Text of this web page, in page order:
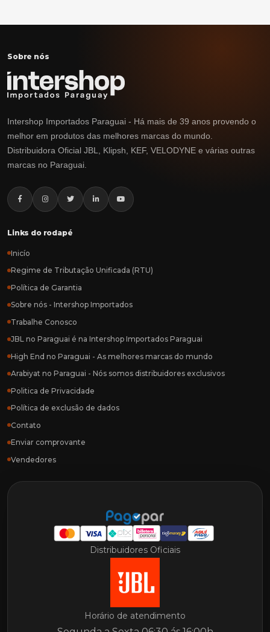
Sobre nós
Intershop Importados Paraguai - Há mais de 39 anos provendo o
melhor em produtos das melhores marcas do mundo.
Distribuidora Oficial JBL, Klipsh, KEF, VELODYNE e várias outras
marcas no Paraguai.
Links do rodapé
Inicío
Regime de Tributação Unificada (RTU)
Política de Garantia
Sobre nós - Intershop Importados
Trabalhe Conosco
JBL no Paraguai é na Intershop Importados Paraguai
High End no Paraguai - As melhores marcas do mundo
Arabiyat no Paraguai - Nós somos distribuidores exclusivos
Politica de Privacidade
Política de exclusão de dados
Contato
Enviar comprovante
Vendedores
Distribuidores Oficiais
Horário de atendimento